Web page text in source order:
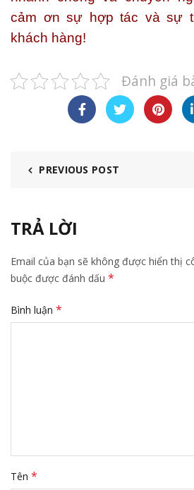
cảm ơn sự hợp tác và sự
khách hàng!
Đánh giá
PREVIOUS POST
TRẢ LỜI
Email của bạn sẽ không được hiển thị
buộc được đánh dấu *
Bình luận *
Tên *